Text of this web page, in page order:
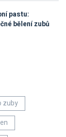
pastu:
bělení zubů
zuby